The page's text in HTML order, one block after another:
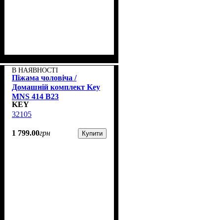
В НАЯВНОСТІ
Піжама чоловіча /
Домашній комплект Key
MNS 414 B23
KEY
32105
1 799.00грн Купити